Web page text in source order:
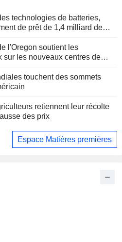
technologies de batteries,
de prêt de 1,4 milliard de
l'Oregon soutient les
sur les nouveaux centres de
touchent des sommets
retiennent leur récolte
des prix
Espace Matières premières